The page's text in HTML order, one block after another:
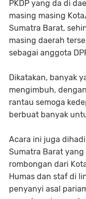
PKDP yang da di
masing masing
Sumatra Barat,
masing daerah
sebagai anggota
Dikatakan, banyak
mengimbuh,
rantau semoga
berbuat banyak
Acara ini juga
Sumatra Barat yang
rombongan dari
Humas dan staf di
penyanyi asal